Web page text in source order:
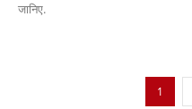
जानिए.
1